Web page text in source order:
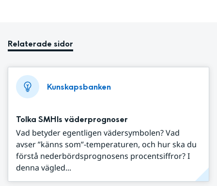
Relaterade sidor
Kunskapsbanken
Tolka SMHIs väderprognoser
Vad betyder egentligen vädersymbolen? Vad
avser ”känns som”-temperaturen, och hur ska du
förstå nederbördsprognosens procentsiffror? I
denna vägled...